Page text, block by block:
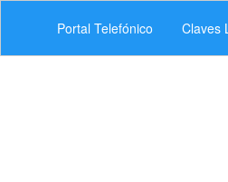
Portal Telefónico Claves